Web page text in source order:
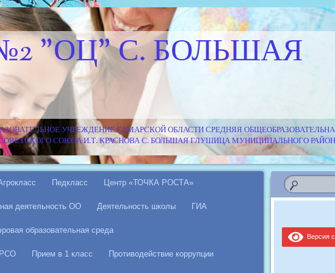
"ОЦ" С. БОЛЬШАЯ
УЧРЕЖДЕНИЕ САМАРСКОЙ ОБЛАСТИ СРЕДНЯЯ
СОВЕТСКОГО СОЮЗА И.Т. КРАСНОВА С. БОЛЬШАЯ ГЛУШИЦА МУНИЦИПАЛЬНОГО
Педкласс Центр «ТОЧКА РОСТА»
деятельность ОО Деятельность школы ГИА
образовательная среда
Прием в 1 класс Противодействие коррупции
Версия